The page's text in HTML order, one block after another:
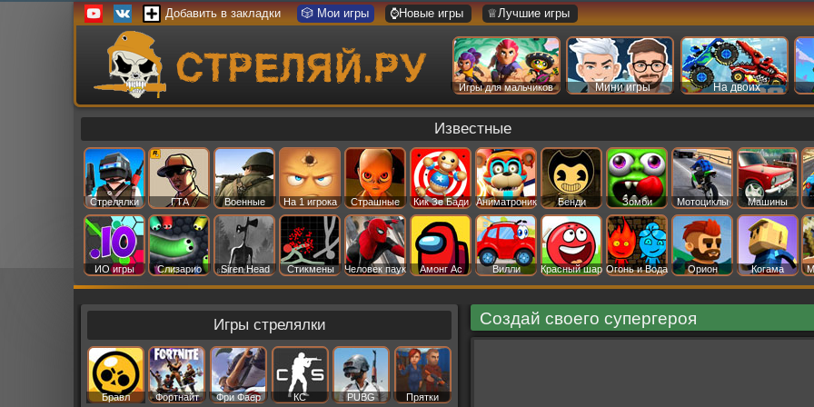
Добавить в закладки 🎲 Мои игры ⌚Новые игры ♕Лучшие игры
Игры для мальчиков Мини игры На двоих
Известные
Стрелялки ГТА Военные На 1 игрока Страшные Кик Зе Бади Аниматроник Бенди Зомби Мотоциклы Машины
ИО игры Слизарио Siren Head Стикмены Человек паук Амонг Ас Вилли Красный шар Огонь и Вода Орион Когама
Создай своего супергероя
Игры стрелялки
Бравл
Фортнайт Фри Фаер КС PUBG Прятки